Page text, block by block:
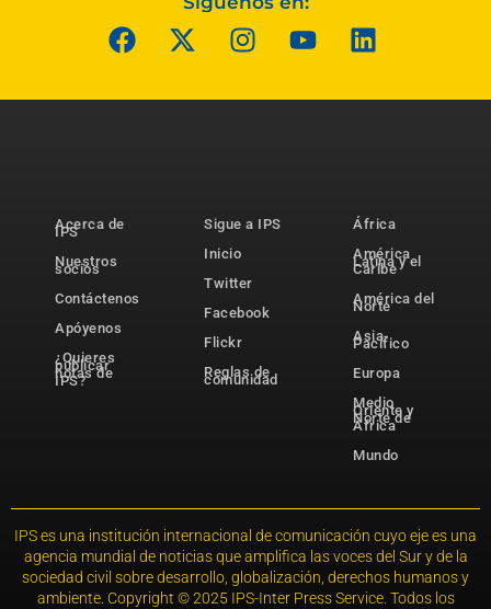
Acerca de
IPS
Nuestros
socios
Contáctenos
Apóyenos
¿Quieres
publicar
notas de
IPS?
Sigue a IPS
Inicio
Twitter
Facebook
Flickr
Reglas de
comunidad
África
América
Latina y el
Caribe
América del
Norte
Asia-
Pacífico
Europa
Medio
Oriente y
Norte de
África
Mundo
IPS es una institución internacional de comunicación cuyo eje es una
agencia mundial de noticias que amplifica las voces del Sur y de la
sociedad civil sobre desarrollo, globalización, derechos humanos y
ambiente. Copyright © 2025 IPS-Inter Press Service. Todos los